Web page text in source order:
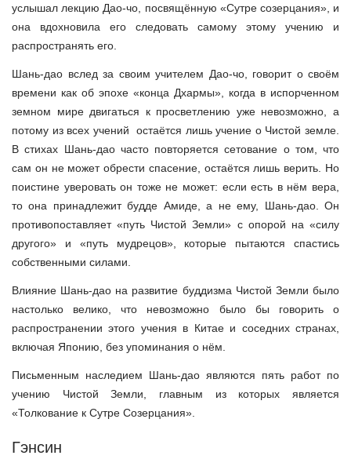
услышал лекцию Дао-чо, посвящённую «Сутре созерцания», и
она вдохновила его следовать самому этому учению и
распространять его.
Шань-дао вслед за своим учителем Дао-чо, говорит о своём
времени как об эпохе «конца Дхармы», когда в испорченном
земном мире двигаться к просветлению уже невозможно, а
потому из всех учений остаётся лишь учение о Чистой земле.
В стихах Шань-дао часто повторяется сетование о том, что
сам он не может обрести спасение, остаётся лишь верить. Но
поистине уверовать он тоже не может: если есть в нём вера,
то она принадлежит будде Амиде, а не ему, Шань-дао. Он
противопоставляет «путь Чистой Земли» с опорой на «силу
другого» и «путь мудрецов», которые пытаются спастись
собственными силами.
Влияние Шань-дао на развитие буддизма Чистой Земли было
настолько велико, что невозможно было бы говорить о
распространении этого учения в Китае и соседних странах,
включая Японию, без упоминания о нём.
Письменным наследием Шань-дао являются пять работ по
учению Чистой Земли, главным из которых является
«Толкование к Сутре Созерцания».
Гэнсин